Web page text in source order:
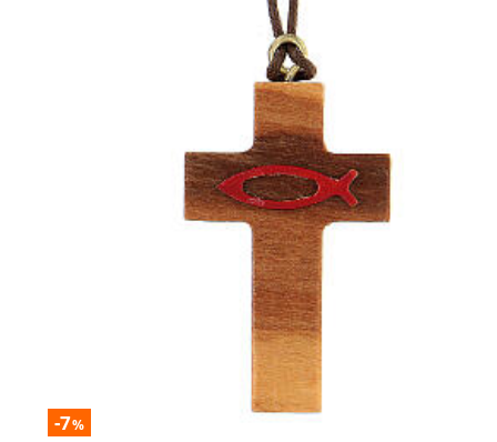
-7%